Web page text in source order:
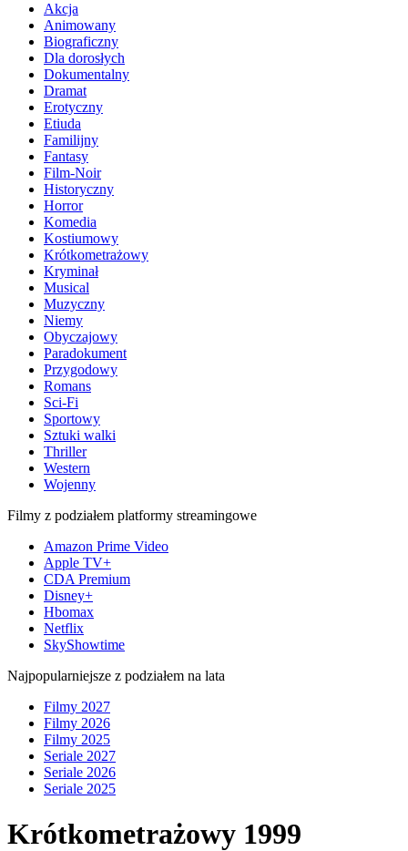
Akcja
Animowany
Biograficzny
Dla dorosłych
Dokumentalny
Dramat
Erotyczny
Etiuda
Familijny
Fantasy
Film-Noir
Historyczny
Horror
Komedia
Kostiumowy
Krótkometrażowy
Kryminał
Musical
Muzyczny
Niemy
Obyczajowy
Paradokument
Przygodowy
Romans
Sci-Fi
Sportowy
Sztuki walki
Thriller
Western
Wojenny
Filmy z podziałem platformy streamingowe
Amazon Prime Video
Apple TV+
CDA Premium
Disney+
Hbomax
Netflix
SkyShowtime
Najpopularniejsze z podziałem na lata
Filmy 2027
Filmy 2026
Filmy 2025
Seriale 2027
Seriale 2026
Seriale 2025
Krótkometrażowy 1999